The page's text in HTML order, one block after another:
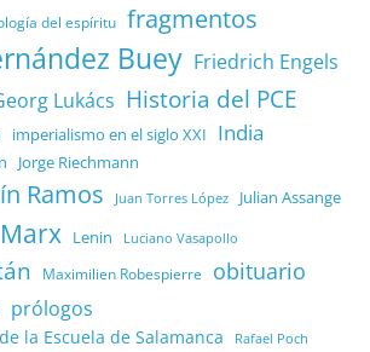
del espíritu fragmentos
Buey Friedrich Engels
Lukács Historia del PCE
imperialismo en el siglo XXI India
Jorge Riechmann
Ramos Juan Torres López Julian Assange
Lenin Luciano Vasapollo
Maximilien Robespierre
obituario
prólogos
la Escuela de Salamanca Rafael Poch